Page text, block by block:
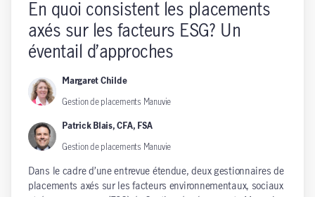
En quoi consistent les placements
axés sur les facteurs ESG? Un
éventail d’approches
Margaret Childe
Gestion de placements Manuvie
Patrick Blais, CFA, FSA
Gestion de placements Manuvie
Dans le cadre d’une entrevue étendue, deux gestionnaires de
placements axés sur les facteurs environnementaux, sociaux